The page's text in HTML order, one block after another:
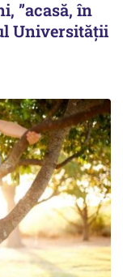
”acasă, în
Universității